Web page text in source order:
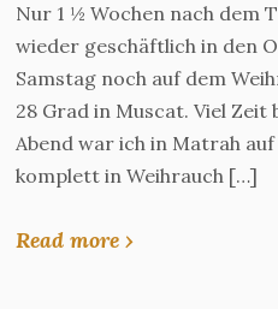
Nur 1 ½ Wochen nach dem
wieder geschäftlich in den
Samstag noch auf dem
28 Grad in Muscat. Viel
Abend war ich in Matrah
komplett in Weihrauch […]
Read more ›